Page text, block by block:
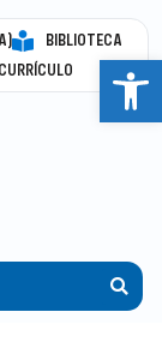
BIBLIOTECA
Abrir